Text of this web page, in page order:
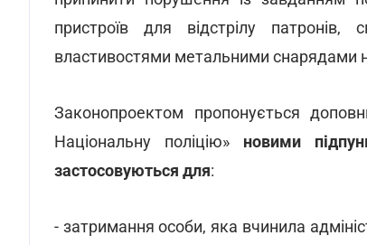
пристроїв для відстрілу
властивостями метальними снарядами
Законопроектом пропонується
Національну поліцію» новими
застосовуються для:
- затримання особи, яка вчинила